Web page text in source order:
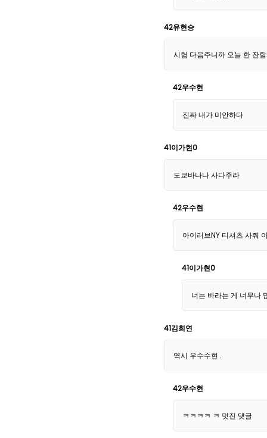
42유현승
시험 다음주니까 오늘 한 잔
42우수현
진짜 내가 미안하다
41이가현0
도쿄바나나 사다주라
42우수현
아이러브NY 티셔츠 사줘
41이가현0
너는 바라는 게 너무나
41김희연
역시 우수수현 .
42우수현
ㅋㅋㅋㅋ ㅋ 멋진 댓글